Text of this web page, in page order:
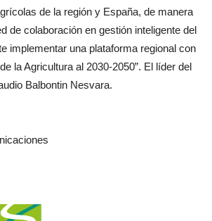
de la región y España, de manera
de colaboración en gestión inteligente del
implementar una plataforma regional con
la Agricultura al 2030-2050”. El líder del
Balbontin Nesvara.